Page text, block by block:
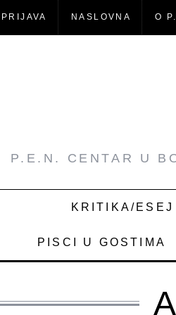
PRIJAVA NASLOVNA O
P.E.N. CENTAR U
KRITIKA/ESEJ
PISCI U GOSTIMA